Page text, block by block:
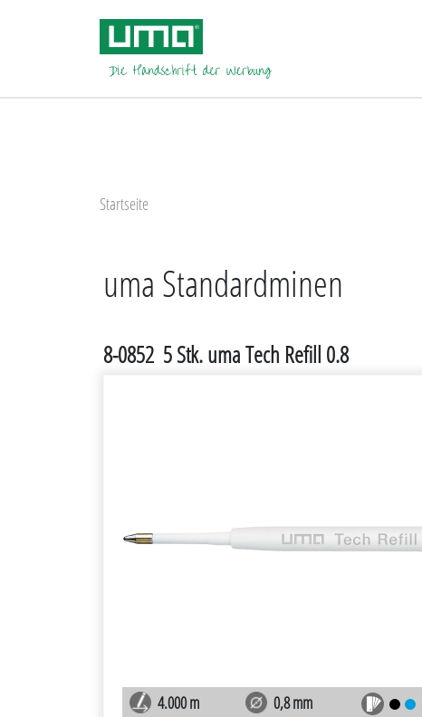
Startseite
uma Standardminen
8-0852 5 Stk. uma Tech Refill 0.8
4.000 m 0,8 mm